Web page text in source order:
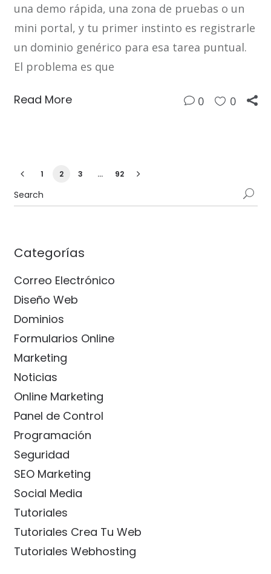
una demo rápida, una zona de pruebas o un
mini portal, y tu primer instinto es registrarle
un dominio genérico para esa tarea puntual.
El problema es que
Read More 0 0
1 2 3 … 92
Categorías
Correo Electrónico
Diseño Web
Dominios
Formularios Online
Marketing
Noticias
Online Marketing
Panel de Control
Programación
Seguridad
SEO Marketing
Social Media
Tutoriales
Tutoriales Crea Tu Web
Tutoriales Webhosting